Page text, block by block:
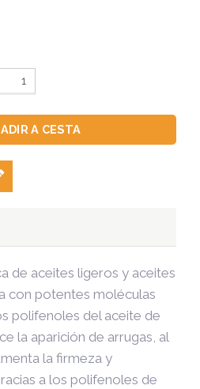
A CESTA
de aceites ligeros y aceites
con potentes moléculas
polifenoles del aceite de
la aparición de arrugas, al
la firmeza y
a los polifenoles de